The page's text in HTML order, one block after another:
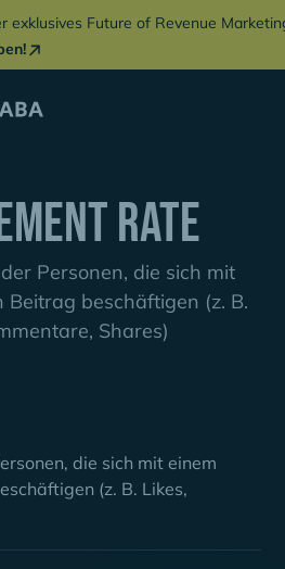
exklusives Future of Revenue
rate
Personen, die sich mit
Beitrag beschäftigen (z. B.
Shares)
die sich mit einem
(z. B. Likes,